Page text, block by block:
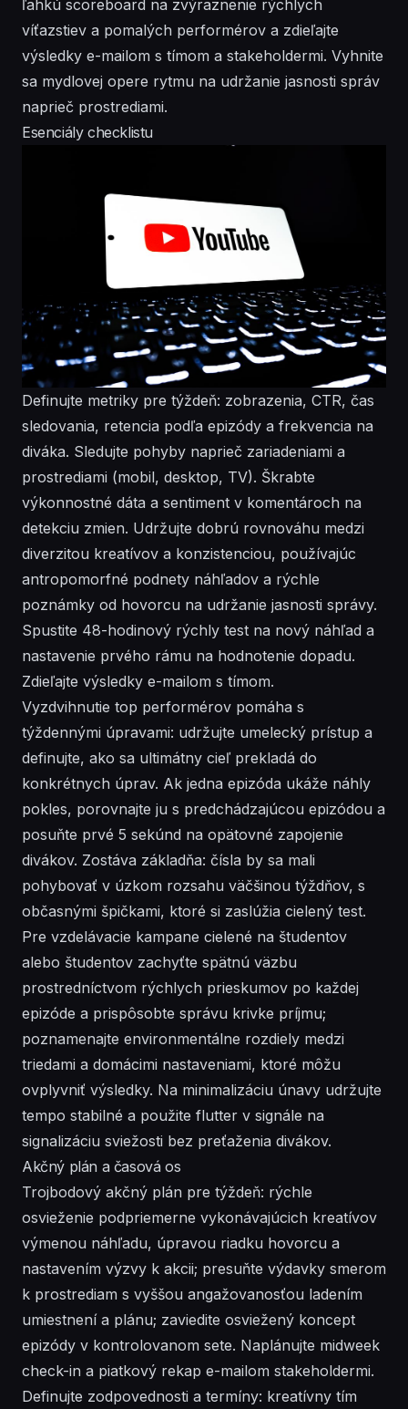
ľahkú scoreboard na zvýraznenie rýchlych
víťazstiev a pomalých performérov a zdieľajte
výsledky e-mailom s tímom a stakeholdermi. Vyhnite
sa mydlovej opere rytmu na udržanie jasnosti správ
naprieč prostrediami.
Esenciály checklistu
Definujte metriky pre týždeň: zobrazenia, CTR, čas
sledovania, retencia podľa epizódy a frekvencia na
diváka. Sledujte pohyby naprieč zariadeniami a
prostrediami (mobil, desktop, TV). Škrabte
výkonnostné dáta a sentiment v komentároch na
detekciu zmien. Udržujte dobrú rovnováhu medzi
diverzitou kreatívov a konzistenciou, používajúc
antropomorfné podnety náhľadov a rýchle
poznámky od hovorcu na udržanie jasnosti správy.
Spustite 48-hodinový rýchly test na nový náhľad a
nastavenie prvého rámu na hodnotenie dopadu.
Zdieľajte výsledky e-mailom s tímom.
Vyzdvihnutie top performérov pomáha s
týždennými úpravami: udržujte umelecký prístup a
definujte, ako sa ultimátny cieľ prekladá do
konkrétnych úprav. Ak jedna epizóda ukáže náhly
pokles, porovnajte ju s predchádzajúcou epizódou a
posuňte prvé 5 sekúnd na opätovné zapojenie
divákov. Zostáva základňa: čísla by sa mali
pohybovať v úzkom rozsahu väčšinou týždňov, s
občasnými špičkami, ktoré si zaslúžia cielený test.
Pre vzdelávacie kampane cielené na študentov
alebo študentov zachyťte spätnú väzbu
prostredníctvom rýchlych prieskumov po každej
epizóde a prispôsobte správu krivke príjmu;
poznamenajte environmentálne rozdiely medzi
triedami a domácimi nastaveniami, ktoré môžu
ovplyvniť výsledky. Na minimalizáciu únavy udržujte
tempo stabilné a použite flutter v signále na
signalizáciu sviežosti bez preťaženia divákov.
Akčný plán a časová os
Trojbodový akčný plán pre týždeň: rýchle
osvieženie podpriemerne vykonávajúcich kreatívov
výmenou náhľadu, úpravou riadku hovorcu a
nastavením výzvy k akcii; presuňte výdavky smerom
k prostrediam s vyššou angažovanosťou ladením
umiestnení a plánu; zaviedite osviežený koncept
epizódy v kontrolovanom sete. Naplánujte midweek
check-in a piatkový rekap e-mailom stakeholdermi.
Definujte zodpovednosti a termíny: kreatívny tím